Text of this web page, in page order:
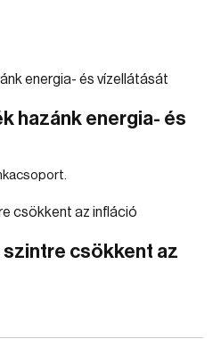
hazánk energia- és
csökkent az